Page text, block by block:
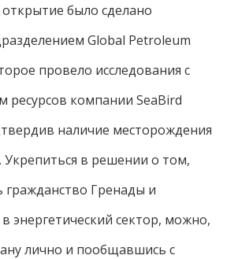
было сделано
Global Petroleum
провело исследования с
ресурсов компании SeaBird
наличие месторождения
Укрепиться в решении о том,
гражданство Гренады и
энергетический сектор, можно,
лично и пообщавшись с